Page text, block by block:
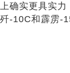
实更具实
10C和霹雳-